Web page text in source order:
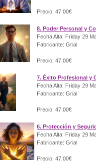
Precio: 47.00€
8. Poder Personal y
Fecha Alta: Friday 29
Fabricante: Grial
Precio: 47.00€
7. Éxito Profesional y
Fecha Alta: Friday 29
Fabricante: Grial
Precio: 47.00€
6. Protección y
Fecha Alta: Friday 29
Fabricante: Grial
Precio: 47.00€